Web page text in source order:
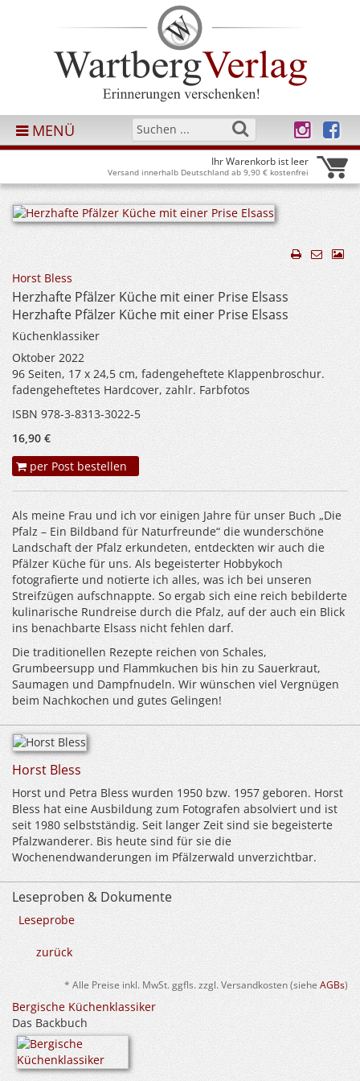
MENÜ
Ihr Warenkorb ist leer
Versand innerhalb Deutschland ab 9,90 € kostenfrei
Horst Bless
Herzhafte Pfälzer Küche mit einer Prise Elsass
Herzhafte Pfälzer Küche mit einer Prise Elsass
Küchenklassiker
Oktober 2022
96 Seiten, 17 x 24,5 cm, fadengeheftete Klappenbroschur.
fadengeheftetes Hardcover, zahlr. Farbfotos
ISBN 978-3-8313-3022-5
16,90 €
per Post bestellen
Als meine Frau und ich vor einigen Jahre für unser Buch „Die
Pfalz – Ein Bildband für Naturfreunde“ die wunderschöne
Landschaft der Pfalz erkundeten, entdeckten wir auch die
Pfälzer Küche für uns. Als begeisterter Hobbykoch
fotografierte und notierte ich alles, was ich bei unseren
Streifzügen aufschnappte. So ergab sich eine reich bebilderte
kulinarische Rundreise durch die Pfalz, auf der auch ein Blick
ins benachbarte Elsass nicht fehlen darf.
Die traditionellen Rezepte reichen von Schales,
Grumbeersupp und Flammkuchen bis hin zu Sauerkraut,
Saumagen und Dampfnudeln. Wir wünschen viel Vergnügen
beim Nachkochen und gutes Gelingen!
Horst Bless
Horst und Petra Bless wurden 1950 bzw. 1957 geboren. Horst
Bless hat eine Ausbildung zum Fotografen absolviert und ist
seit 1980 selbstständig. Seit langer Zeit sind sie begeisterte
Pfalzwanderer. Bis heute sind für sie die
Wochenendwanderungen im Pfälzerwald unverzichtbar.
Leseproben & Dokumente
Leseprobe
zurück
* Alle Preise inkl. MwSt. ggfls. zzgl. Versandkosten (siehe AGBs)
Bergische Küchenklassiker
Das Backbuch